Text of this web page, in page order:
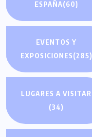
ESPAÑA(60)
EVENTOS Y
EXPOSICIONES(285)
LUGARES A VISITAR
(34)